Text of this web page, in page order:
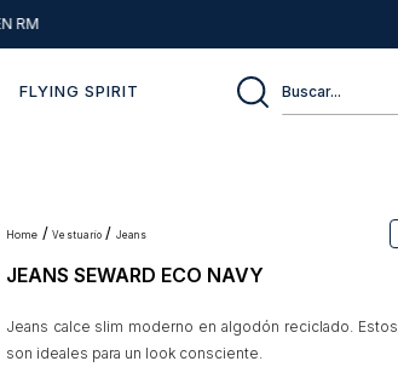
RM
FLYING SPIRIT
Buscar...
vestuario jeans
JEANS SEWARD ECO NAVY
Jeans calce slim moderno en algodón reciclado. Estos
son ideales para un look consciente.